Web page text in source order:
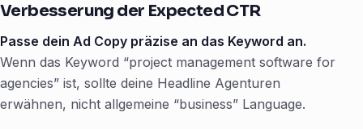
Verbesserung der Expected CTR
Passe dein Ad Copy präzise an das Keyword an.
Wenn das Keyword “project management software for
agencies” ist, sollte deine Headline Agenturen
erwähnen, nicht allgemeine “business” Language.